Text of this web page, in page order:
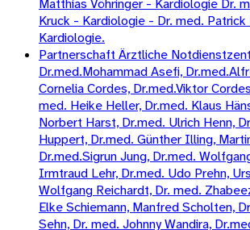
Matthias Vöhringer - Kardiologie Dr.
Kruck - Kardiologie - Dr. med. Patrick
Kardiologie.
Partnerschaft Ärztliche
Dr.med.Mohammad Asefi,
Cornelia Cordes, Dr.med.Viktor
med. Heike Heller, Dr.med. Klaus
Norbert Harst, Dr.med. Ulrich Henn,
Huppert, Dr.med. Günther Illing,
Dr.med.Sigrun Jung, Dr.med.
Irmtraud Lehr, Dr.med. Udo Prehn,
Wolfgang Reichardt, Dr. med.
Elke Schiemann, Manfred Scholten,
Sehn, Dr. med. Johnny Wandira,